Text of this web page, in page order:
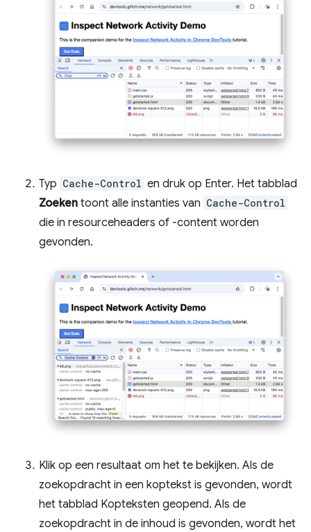
Typ Cache-Control en druk op Enter. Het tabblad
Zoeken toont alle instanties van Cache-Control
die in resourceheaders of -content worden
gevonden.
Klik op een resultaat om het te bekijken. Als de
zoekopdracht in een koptekst is gevonden, wordt
het tabblad Kopteksten geopend. Als de
zoekopdracht in de inhoud is gevonden, wordt het